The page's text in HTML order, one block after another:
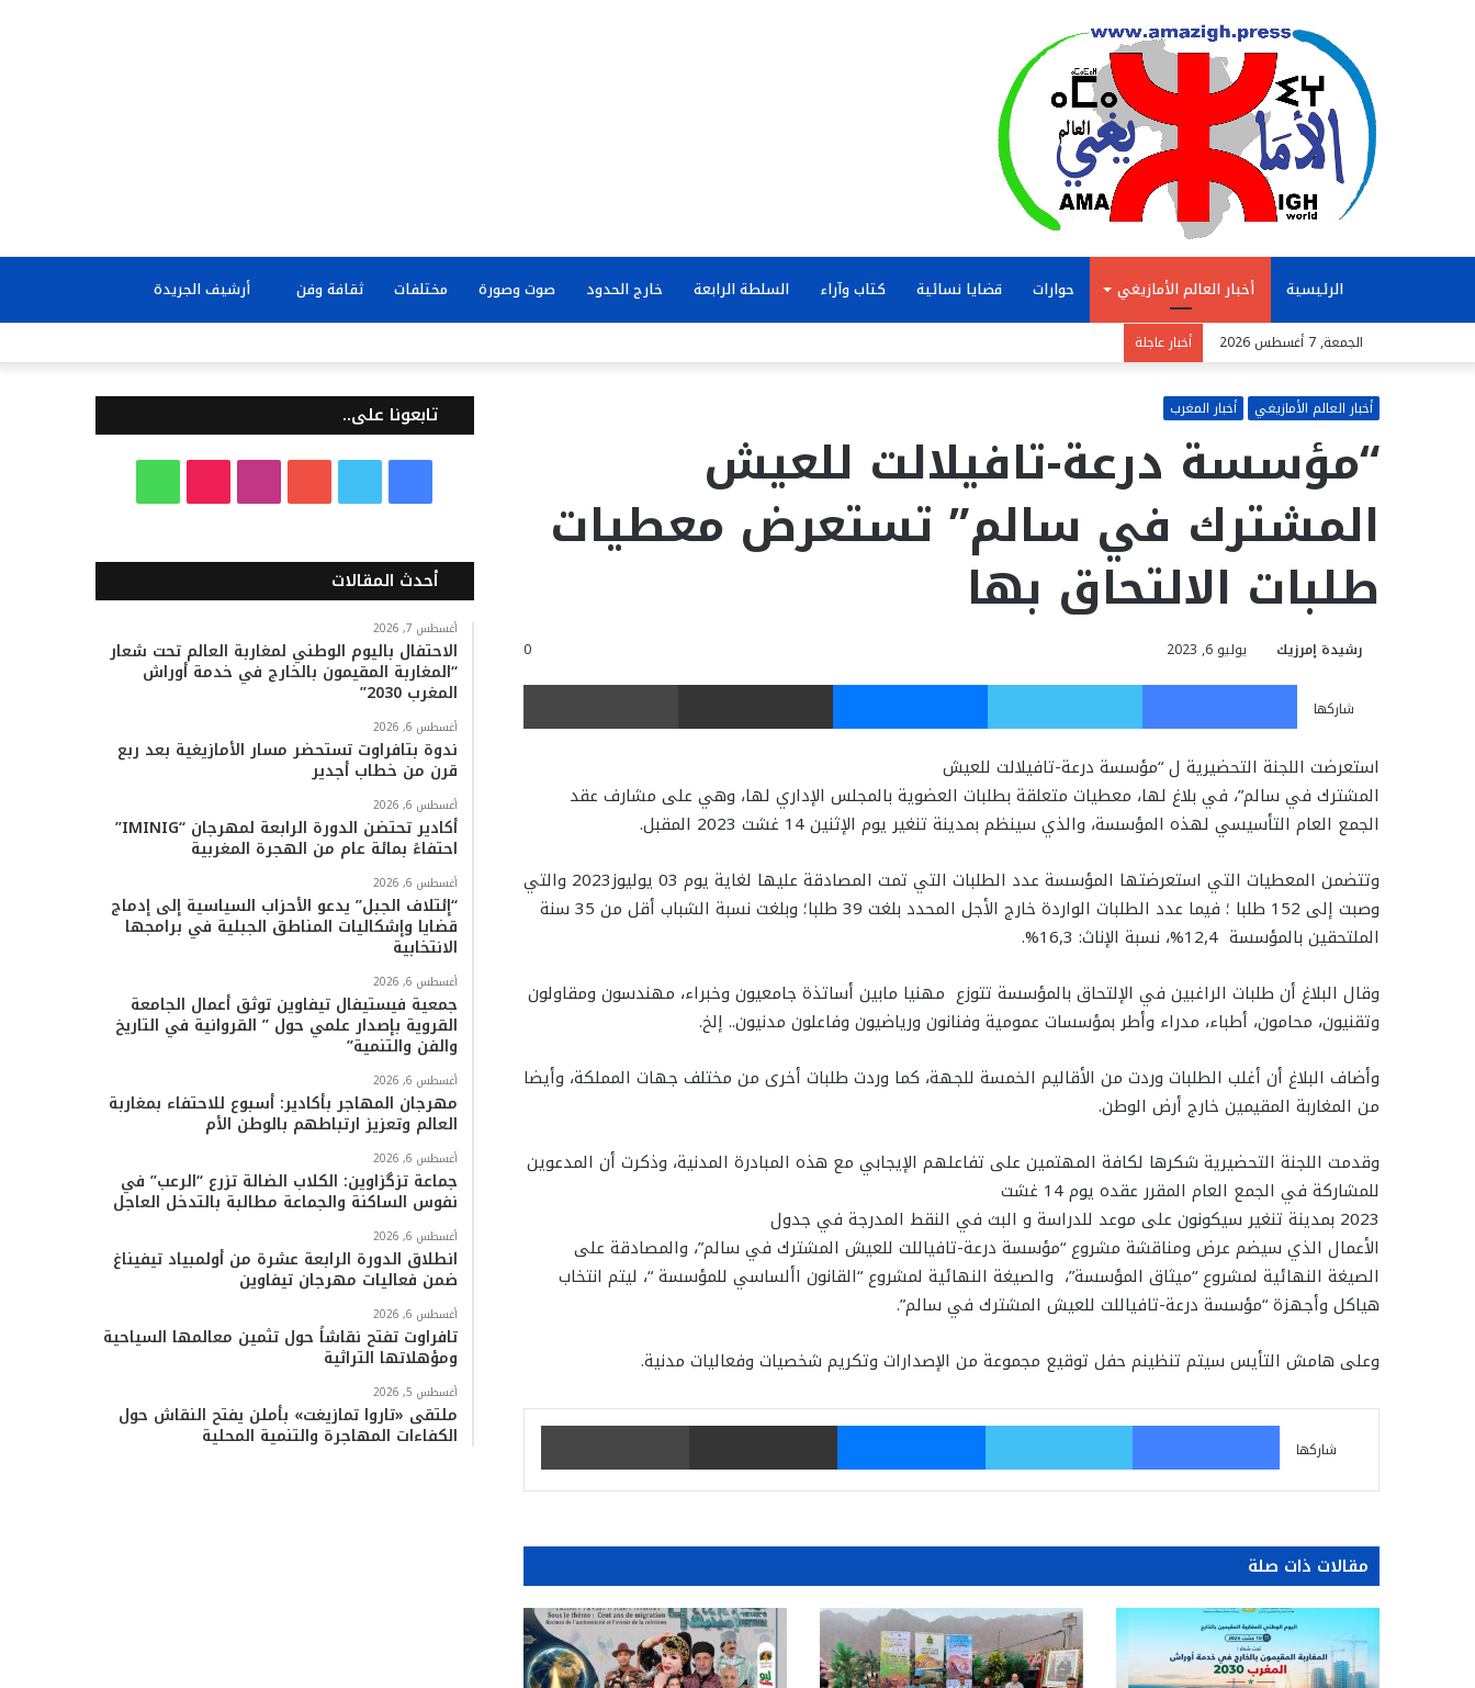
الرئيسية أخبار العالم الأمازيغي حوارات قضايا نسائية كتاب وآراء السلطة الرابعة خارج الحدود صوت وصورة مختلفات ثقافة وفن أرشيف الجريدة
عن
الجمعة, 7 أغسطس 2026 أخبار عاجلة
أخبار العالم الأمازيغي أخبار المغرب
“مؤسسة درعة-تافيلالت للعيش
المشترك في سالم” تستعرض معطيات
طلبات الالتحاق بها
رشيدة إمرزيك يوليو 6, 2023 0
شاركها
فيسبوك تويتر ماسنجر مشاركة عبر البريد
استعرضت اللجنة التحضيرية ل “مؤسسة درعة-تافيلالت للعيش
المشترك في سالم”، في بلاغ لها، معطيات متعلقة بطلبات العضوية بالمجلس الإداري لها، وهي على مشارف عقد
الجمع العام التأسيسي لهذه المؤسسة، والذي سينظم بمدينة تنغير يوم الإثنين 14 غشت 2023 المقبل.
وتتضمن المعطيات التي استعرضتها المؤسسة عدد الطلبات التي تمت المصادقة عليها لغاية يوم 03 يوليوز2023 والتي
وصبت إلى 152 طلبا ؛ فيما عدد الطلبات الواردة خارج الأجل المحدد بلغت 39 طلبا؛ وبلغت نسبة الشباب أقل من 35 سنة
الملتحقين بالمؤسسة 12,4%، نسبة الإناث: 16,3%.
وقال البلاغ أن طلبات الراغبين في الإلتحاق بالمؤسسة تتوزع مهنيا مابين أساتذة جامعيون وخبراء، مهندسون ومقاولون
وتقنيون، محامون، أطباء، مدراء وأطر بمؤسسات عمومية وفنانون ورياضيون وفاعلون مدنيون.. إلخ.
وأضاف البلاغ أن أغلب الطلبات وردت من الأقاليم الخمسة للجهة، كما وردت طلبات أخرى من مختلف جهات المملكة، وأيضا
من المغاربة المقيمين خارج أرض الوطن.
وقدمت اللجنة التحضيرية شكرها لكافة المهتمين على تفاعلهم الإيجابي مع هذه المبادرة المدنية، وذكرت أن المدعوين
للمشاركة في الجمع العام المقرر عقده يوم 14 غشت
2023 بمدينة تنغير سيكونون على موعد للدراسة و البث في النقط المدرجة في جدول
الأعمال الذي سيضم عرض ومناقشة مشروع “مؤسسة درعة-تافياللت للعيش المشترك في سالم”، والمصادقة على
الصيغة النهائية لمشروع “ميثاق المؤسسة”، والصيغة النهائية لمشروع “القانون األساسي للمؤسسة “، ليتم انتخاب
هياكل وأجهزة “مؤسسة درعة-تافياللت للعيش المشترك في سالم”.
وعلى هامش التأيس سيتم تنظينم حفل توقيع مجموعة من الإصدارات وتكريم شخصيات وفعاليات مدنية.
شاركها
فيسبوك تويتر ماسنجر مشاركة عبر البريد
مقالات ذات صلة
تابعونا على..
س
ب
و
ك
ي
ر
ت
و
س
ق
k
o
ت
ا
أحدث المقالات
أغسطس 7, 2026
الاحتفال باليوم الوطني لمغاربة العالم تحت شعار
“المغاربة المقيمون بالخارج في خدمة أوراش
المغرب 2030”
أغسطس 6, 2026
ندوة بتافراوت تستحضر مسار الأمازيغية بعد ربع
قرن من خطاب أجدير
أغسطس 6, 2026
أكادير تحتضن الدورة الرابعة لمهرجان “IMINIG”
احتفاءً بمائة عام من الهجرة المغربية
أغسطس 6, 2026
“إئتلاف الجبل” يدعو الأحزاب السياسية إلى إدماج
قضايا وإشكاليات المناطق الجبلية في برامجها
الانتخابية
أغسطس 6, 2026
جمعية فيستيفال تيفاوين توثق أعمال الجامعة
القروية بإصدار علمي حول ” القروانية في التاريخ
والفن والتنمية”
أغسطس 6, 2026
مهرجان المهاجر بأكادير: أسبوع للاحتفاء بمغاربة
العالم وتعزيز ارتباطهم بالوطن الأم
أغسطس 6, 2026
جماعة تزگزاوين: الكلاب الضالة تزرع “الرعب” في
نفوس الساكنة والجماعة مطالبة بالتدخل العاجل
أغسطس 6, 2026
انطلاق الدورة الرابعة عشرة من أولمبياد تيفيناغ
ضمن فعاليات مهرجان تيفاوين
أغسطس 6, 2026
تافراوت تفتح نقاشاً حول تثمين معالمها السياحية
ومؤهلاتها التراثية
أغسطس 5, 2026
ملتقى «تاروا تمازيغت» بأملن يفتح النقاش حول
الكفاءات المهاجرة والتنمية المحلية